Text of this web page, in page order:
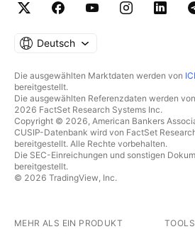
Deutsch
Die ausgewählten Marktdaten werden von
bereitgestellt.
Die ausgewählten Referenzdaten werden
2026 FactSet Research Systems Inc.
Copyright © 2026, American Bankers
CUSIP-Datenbank wird von FactSet
bereitgestellt. Alle Rechte vorbehalten.
Die SEC-Einreichungen und sonstigen
bereitgestellt.
© 2026 TradingView, Inc.
MEHR ALS EIN PRODUKT